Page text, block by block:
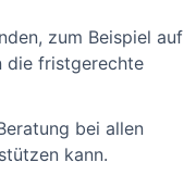
zum Beispiel auf
die fristgerechte
bei allen
kann.